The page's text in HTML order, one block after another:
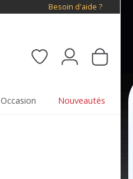
Besoin d'aide ?
Occasion Nouveautés